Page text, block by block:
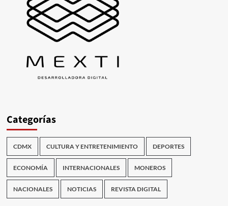
Categorías
CDMX CULTURA Y ENTRETENIMIENTO DEPORTES
ECONOMÍA INTERNACIONALES MONEROS
NACIONALES NOTICIAS REVISTA DIGITAL